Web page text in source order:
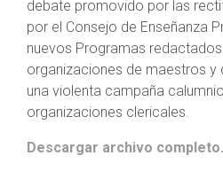
debate promovido por las
por el Consejo de Enseñanza
nuevos Programas
organizaciones de maestros y
una violenta campaña
organizaciones clericales.
Descargar archivo